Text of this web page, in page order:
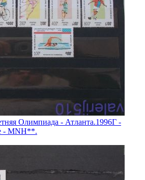
Олимпиада - Атланта.1996Г -
- MNH**.